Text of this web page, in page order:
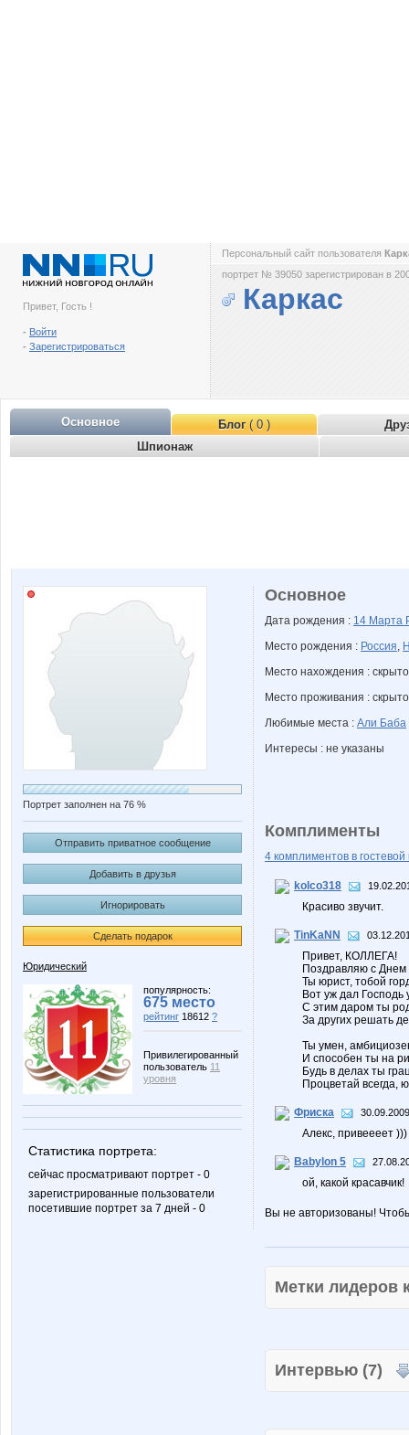
Привет, Гость !
- Войти
- Зарегистрироваться
Персональный сайт пользователя
портрет № 39050 зарегистрирован в
Каркас
Основное Блог( 0 )
Шпионаж
Портрет заполнен на 76 %
Отправить приватное сообщение
Добавить в друзья
Игнорировать
Сделать подарок
Юридический
популярность:
675 место
рейтинг 18612 ?
Привилегированный
пользователь 11
уровня
Статистика портрета:
сейчас просматривают портрет - 0
зарегистрированные пользователи
посетившие портрет за 7 дней - 0
Основное
Дата рождения : 14 Марта
Место рождения : Россия,
Место нахождения : скрыто
Место проживания : скрыто
Любимые места : Али Баба
Интересы : не указаны
Комплименты
4 комплиментов в гостевой
kolco318
Красиво звучит.
TinKaNN
Привет, КОЛЛЕГА!
Поздравляю с
Ты юрист, тобой
Вот уж дал Господь
С этим даром ты
За других решать
Ты умен,
И способен ты на
Будь в делах ты
Процветай всегда,
Фриска
Алекс, привеееет )))
Babylon 5
ой, какой красавчик!
Вы не авторизованы!
Метки
Интервью (7)